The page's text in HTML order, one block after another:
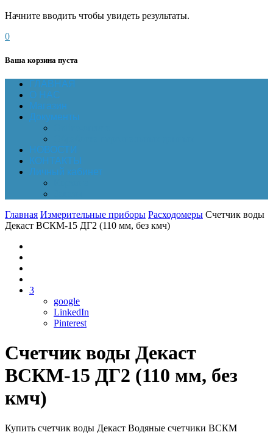
Начните вводить чтобы увидеть результаты.
0
Ваша корзина пуста
ГЛАВНАЯ
О НАС
Магазин
Документы
НОВОСТИ
КОНТАКТЫ
Личный кабинет
Главная Измерительные приборы Расходомеры Счетчик воды
Декаст ВСКМ-15 ДГ2 (110 мм, без кмч)
3
google
LinkedIn
Pinterest
Счетчик воды Декаст
ВСКМ-15 ДГ2 (110 мм, без
кмч)
Купить счетчик воды Декаст Водяные счетчики ВСКМ